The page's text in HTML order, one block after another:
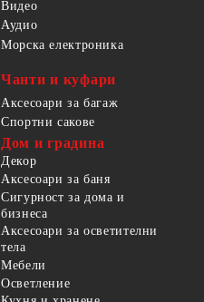
Видео
Аудио
Морска електроника
Чанти и куфари
Аксесоари за багаж
Спортни сакове
Дом и градина
Декор
Аксесоари за баня
Сигурност за дома и
бизнеса
Аксесоари за осветителни
тела
Мебели
Осветление